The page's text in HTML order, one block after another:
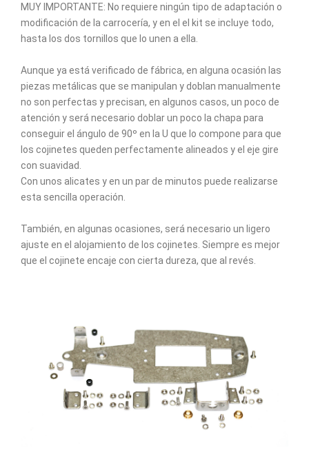
MUY IMPORTANTE: No requiere ningún tipo de adaptación o
modificación de la carrocería, y en el el kit se incluye todo,
hasta los dos tornillos que lo unen a ella.
Aunque ya está verificado de fábrica, en alguna ocasión las
piezas metálicas que se manipulan y doblan manualmente
no son perfectas y precisan, en algunos casos, un poco de
atención y será necesario doblar un poco la chapa para
conseguir el ángulo de 90º en la U que lo compone para que
los cojinetes queden perfectamente alineados y el eje gire
con suavidad.
Con unos alicates y en un par de minutos puede realizarse
esta sencilla operación.
También, en algunas ocasiones, será necesario un ligero
ajuste en el alojamiento de los cojinetes. Siempre es mejor
que el cojinete encaje con cierta dureza, que al revés.